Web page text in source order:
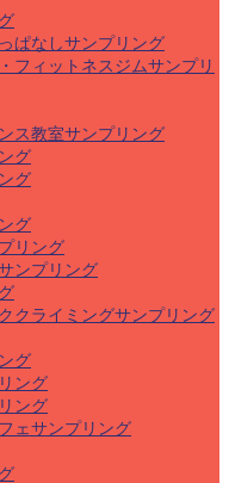
ぱなしサンプリング
フィットネスジムサンプリ
ス教室サンプリング
グ
グ
グ
リング
ンプリング
クライミングサンプリング
グ
ング
ング
ェサンプリング